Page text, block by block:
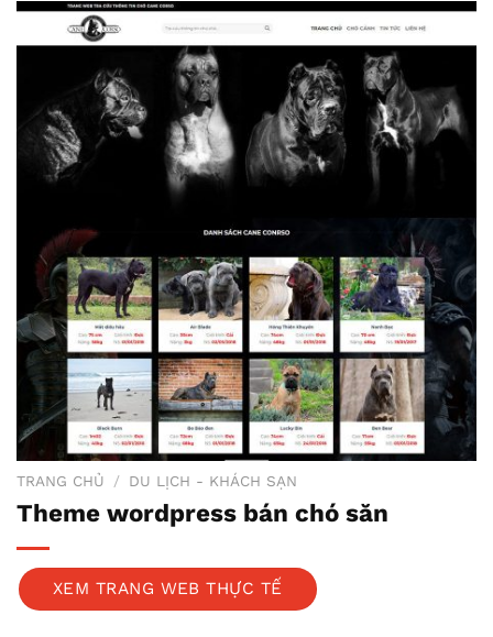
TRANG CHỦ / DU LỊCH - KHÁCH SẠN
Theme wordpress bán chó săn
XEM TRANG WEB THỰC TẾ